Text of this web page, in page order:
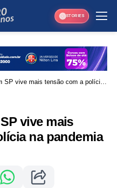
STORIES
SP vive mais tensão com a polícia
vive mais
na pandemia